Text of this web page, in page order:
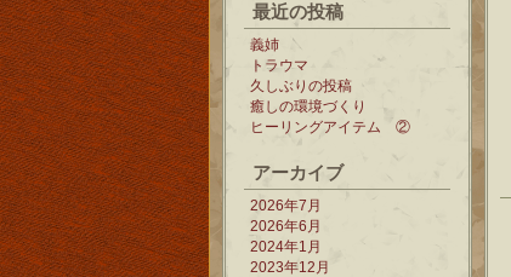
最近の投稿
義姉
トラウマ
久しぶりの投稿
癒しの環境づくり
ヒーリングアイテム ②
アーカイブ
2026年7月
2026年6月
2024年1月
2023年12月